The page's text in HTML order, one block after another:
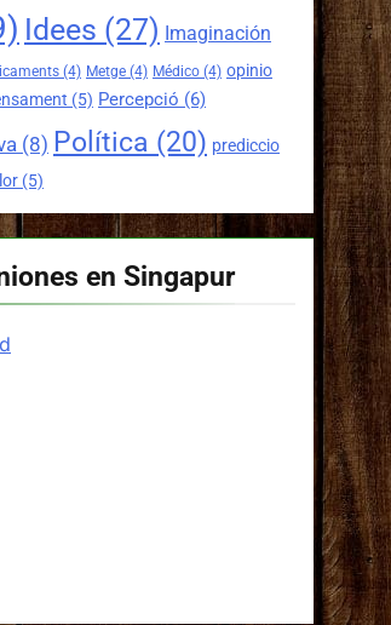
Idees (27) Imaginación
(4) Metge (4) Médico (4) opinio
(5) Percepció (6)
(8) Política (20) prediccio
(5)
en Singapur